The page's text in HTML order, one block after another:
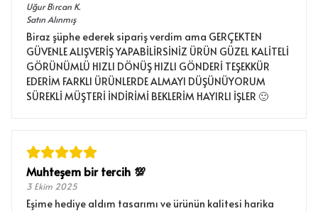
Uğur Bi̇rcan K.
Satın Alınmış
Biraz şüphe ederek sipariş verdim ama GERÇEKTEN
GÜVENLE ALIŞVERİŞ YAPABİLİRSİNİZ ÜRÜN GÜZEL KALİTELİ
GÖRÜNÜMLÜ HIZLI DÖNÜŞ HIZLI GÖNDERİ TEŞEKKÜR
EDERİM FARKLI ÜRÜNLERDE ALMAYI DÜŞÜNÜYORUM
SÜREKLİ MÜŞTERİ İNDİRİMİ BEKLERİM HAYIRLI İŞLER 🙂
Muhteşem bir tercih 💯
3 Ekim 2025
Eşime hediye aldım tasarımı ve ürünün kalitesi harika